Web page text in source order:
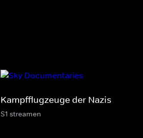
Kampfflugzeuge der Nazis
S1 streamen